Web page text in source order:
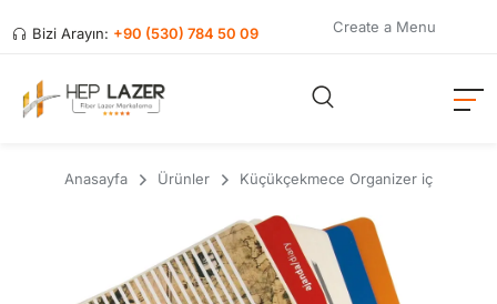
Bizi Arayın: +90 (530) 784 50 09 Create a Menu
Anasayfa Ürünler Küçükçekmece Organizer iç